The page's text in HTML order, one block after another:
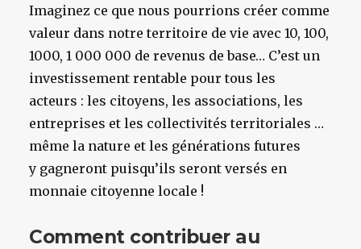
Imaginez ce que nous pourrions créer comme
valeur dans notre territoire de vie avec 10, 100,
1000, 1 000 000 de revenus de base… C’est un
investissement rentable pour tous les
acteurs : les citoyens, les associations, les
entreprises et les collectivités territoriales …
même la nature et les générations futures
y gagneront puisqu’ils seront versés en
monnaie citoyenne locale !
Comment contribuer au